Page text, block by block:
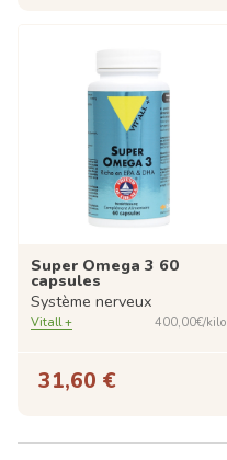
Super Omega 3 60
capsules
Système nerveux
Vitall + 400,00€/kilo
31,60 €